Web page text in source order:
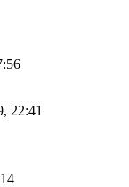
22:41